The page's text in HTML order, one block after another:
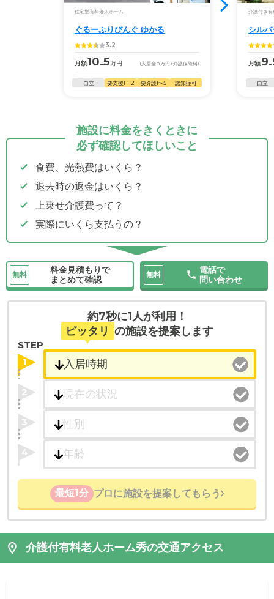
住宅型有料老人ホーム
ぐるーぷりびんぐ ゆかる
3.2
月額10.5万円 (入居金0万円 +介護保険料)
自立 要支援1・2 要介護1〜5 認知症可
介護付き有
シル
月額
自立
施設に料金をきくときに
必ず確認してほしいこと
食費、光熱費はいくら？
退去時の返金はいくら？
上乗せ介護費って？
実際にいくら支払うの？
無料
料金見積もりで
まとめて確認
無料
電話で
問い合わせ
約7秒に1人が利用！
ピッタリ の施設を提案します
STEP
1
2
3
4
最短1分 プロに施設を提案してもらう
介護付有料老人ホーム秀の交通アクセス